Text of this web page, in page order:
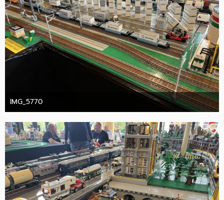
IMG_5770
10. Oktober 2025